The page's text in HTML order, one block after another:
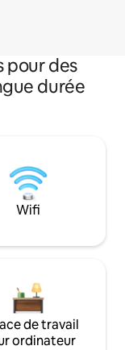
pour des
durée
Wifi
de travail
ordinateur